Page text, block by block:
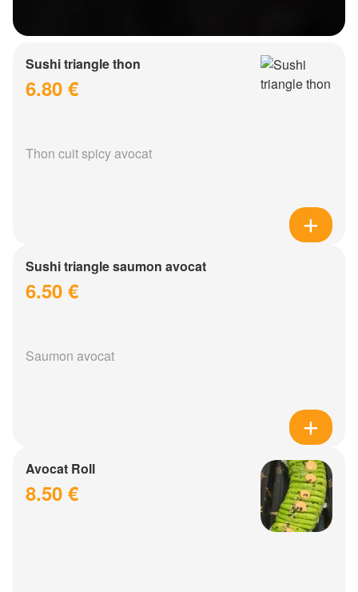
Sushi triangle thon
6.80 €
Thon cuit spicy avocat
Sushi triangle saumon avocat
6.50 €
Saumon avocat
Avocat Roll
8.50 €